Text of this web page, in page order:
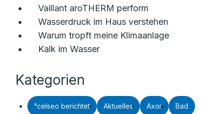
Vaillant aroTHERM perform
Wasserdruck im Haus verstehen
Warum tropft meine Klimaanlage
Kalk im Wasser
Kategorien
°celseo berichtet Aktuelles Axor Bad